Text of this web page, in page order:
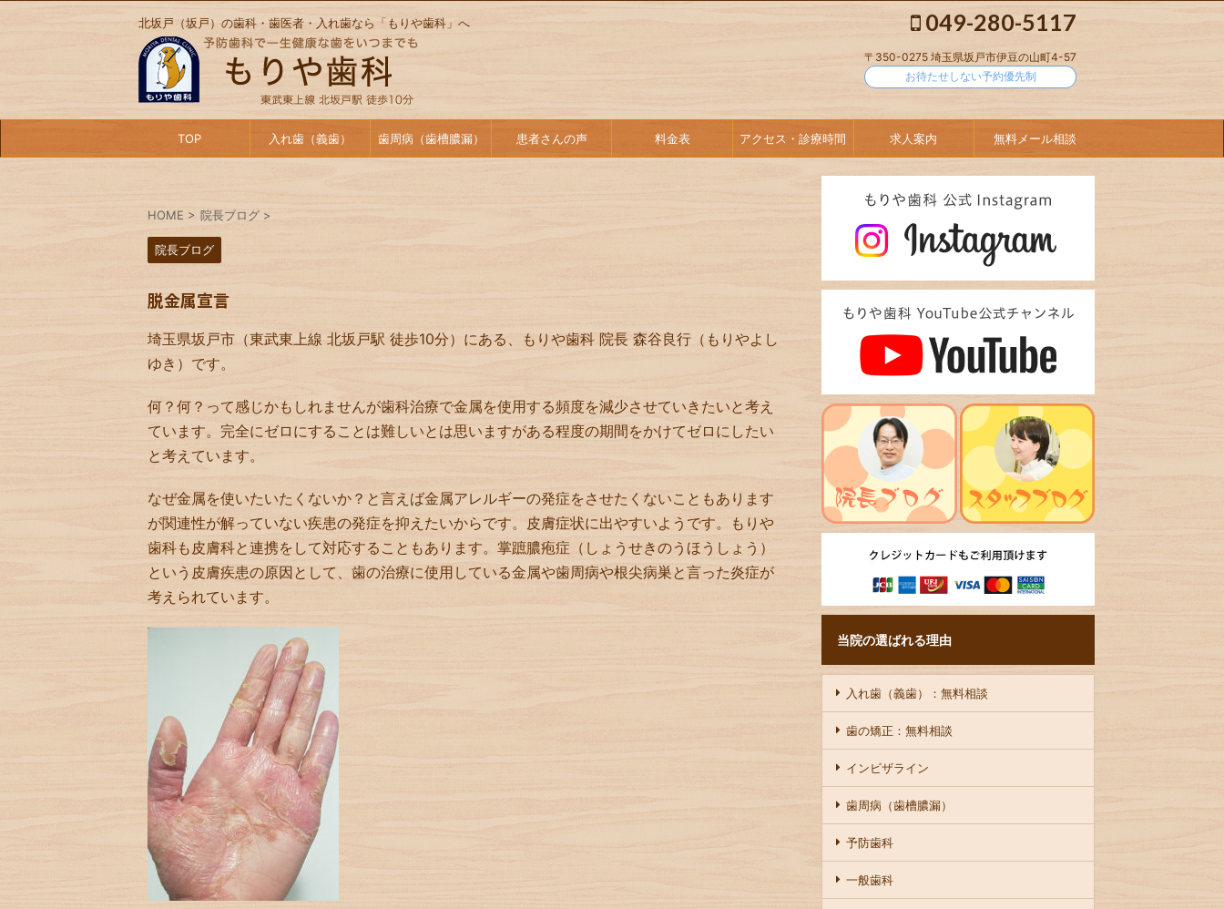
北坂戸（坂戸）の歯科・歯医者・入れ歯なら「もりや歯科」へ 049-280-5117
〒350-0275 埼玉県坂戸市伊豆の山町4-57
お待たせしない予約優先制
TOP 入れ歯（義歯） 歯周病（歯槽膿漏） 患者さんの声 料金表 アクセス・診療時間 求人案内 無料メール相談
HOME > 院長ブログ >
院長ブログ
脱金属宣言
埼玉県坂戸市（東武東上線 北坂戸駅 徒歩10分）にある、もりや歯科 院長 森谷良行（もりやよし
ゆき）です。
何？何？って感じかもしれませんが歯科治療で金属を使用する頻度を減少させていきたいと考え
ています。完全にゼロにすることは難しいとは思いますがある程度の期間をかけてゼロにしたい
と考えています。
なぜ金属を使いたいたくないか？と言えば金属アレルギーの発症をさせたくないこともあります
が関連性が解っていない疾患の発症を抑えたいからです。皮膚症状に出やすいようです。もりや
歯科も皮膚科と連携をして対応することもあります。掌蹠膿疱症（しょうせきのうほうしょう）
という皮膚疾患の原因として、歯の治療に使用している金属や歯周病や根尖病巣と言った炎症が
考えられています。
当院の選ばれる理由
入れ歯（義歯）：無料相談
歯の矯正：無料相談
インビザライン
歯周病（歯槽膿漏）
予防歯科
一般歯科